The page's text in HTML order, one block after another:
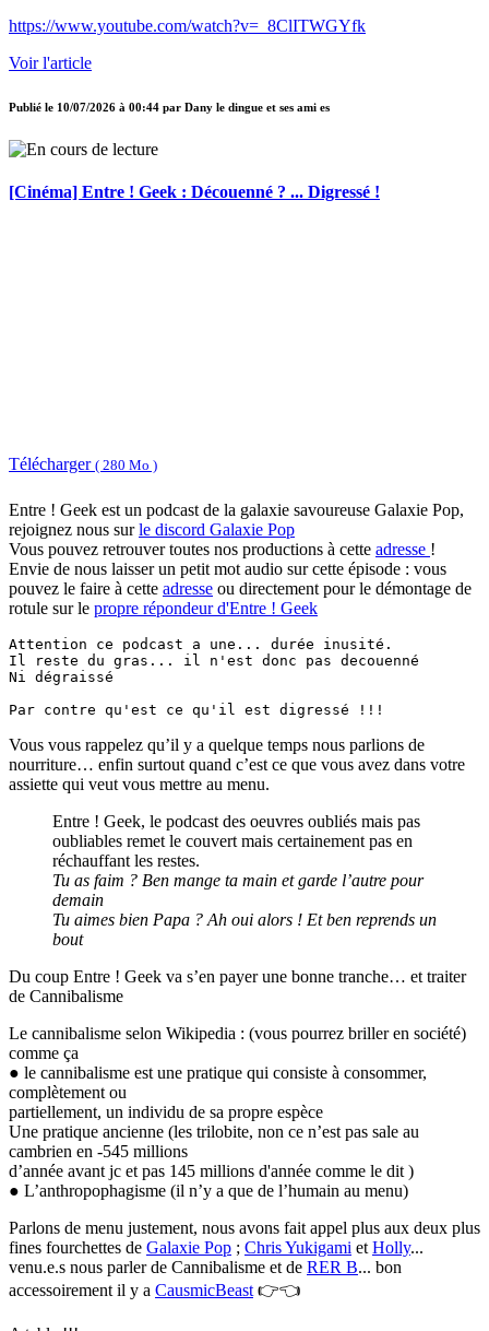
https://www.youtube.com/watch?v=_8ClITWGYfk
Voir l'article
Publié le 10/07/2026 à 00:44 par Dany le dingue et ses ami es
[Cinéma] Entre ! Geek : Découenné ? ... Digressé !
Télécharger ( 280 Mo )
Entre ! Geek est un podcast de la galaxie savoureuse Galaxie Pop,
rejoignez nous surle discord Galaxie Pop
Vous pouvez retrouver toutes nos productions à cette adresse !
Envie de nous laisser un petit mot audio sur cette épisode : vous
pouvez le faire à cette adresse ou directement pour le démontage de
rotule sur le propre répondeur d'Entre ! Geek
Attention ce podcast a une... durée inusité.
Il reste du gras... il n'est donc pas decouenné
Ni dégraissé
Vous vous rappelez qu’il y a quelque temps nous parlions de
nourriture… enfin surtout quand c’est ce que vous avez dans votre
assiette qui veut vous mettre au menu.
Entre ! Geek, le podcast des oeuvres oubliés mais pas
oubliables remet le couvert mais certainement pas en
réchauffant les restes.
Tu as faim ? Ben mange ta main et garde l’autre pour
demain
Tu aimes bien Papa ? Ah oui alors ! Et ben reprends un
bout
Du coup Entre ! Geek va s’en payer une bonne tranche… et traiter
de Cannibalisme
Le cannibalisme selon Wikipedia : (vous pourrez briller en société)
comme ça
● le cannibalisme est une pratique qui consiste à consommer,
complètement ou
partiellement, un individu de sa propre espèce
Une pratique ancienne (les trilobite, non ce n’est pas sale au
cambrien en -545 millions
d’année avant jc et pas 145 millions d'année comme le dit )
● L’anthropophagisme (il n’y a que de l’humain au menu)
Parlons de menu justement, nous avons fait appel plus aux deux plus
fines fourchettes de Galaxie Pop ; Chris Yukigami et Holly...
venu.e.s nous parler de Cannibalisme et de RER B... bon
accessoirement il y a CausmicBeast 👉👈